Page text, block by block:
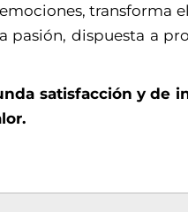
transforma
pasión, dispuesta a
satisfacción y de